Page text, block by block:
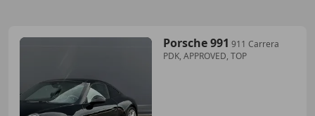
Porsche 991 911 Carrera
PDK, APPROVED, TOP